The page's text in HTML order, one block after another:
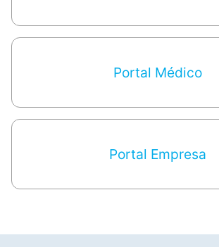
Portal Médico
Portal Empresa